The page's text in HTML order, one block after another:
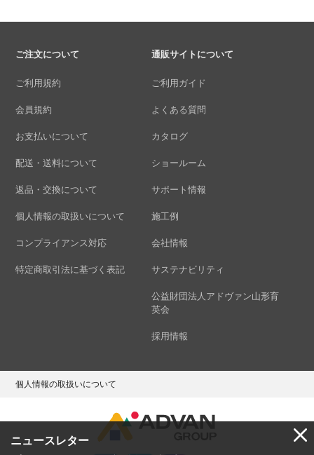
ニュースレター
ご注文について
ご利用規約
会員規約
お支払いについて
配送・送料について
返品・交換について
個人情報の取扱いについて
コンプライアンス対応
特定商取引法に基づく表記
通販サイトについて
ご利用ガイド
よくある質問
カタログ
ショールーム
サポート情報
施工例
会社情報
サステナビリティ
公益財団法人アドヴァン山形育
英会
採用情報
個人情報の取扱いについて